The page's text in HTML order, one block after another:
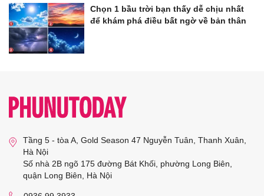
Chọn 1 bầu trời bạn thấy dễ chịu nhất
để khám phá điều bất ngờ về bản thân
Tầng 5 - tòa A, Gold Season 47 Nguyễn Tuân, Thanh Xuân,
Hà Nội
Số nhà 2B ngõ 175 đường Bát Khối, phường Long Biên,
quận Long Biên, Hà Nội